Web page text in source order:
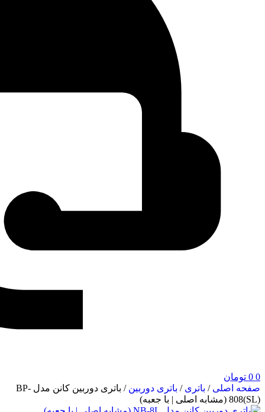
0
0 تومان
صفحه اصلی / باتری / باتری دوربین /
باتری دوربین کانن مدل BP-
808(SL) (مشابه اصلی | با جعبه)